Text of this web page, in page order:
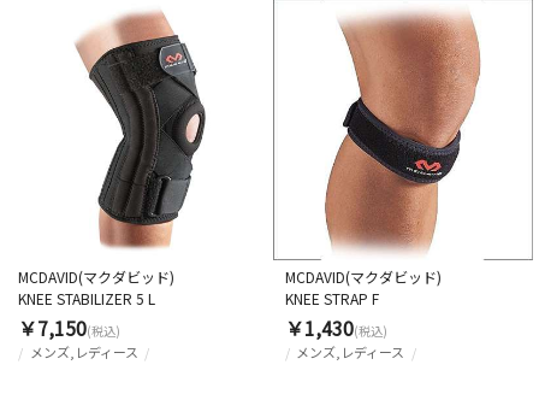
メンズ,レディース
MCDAVID(マクダビッド)
KNEE STABILIZER 5 L
￥7,150(税込)
メンズ,レディース
MCDAVID(マクダビッド)
KNEE STRAP F
￥1,430(税込)